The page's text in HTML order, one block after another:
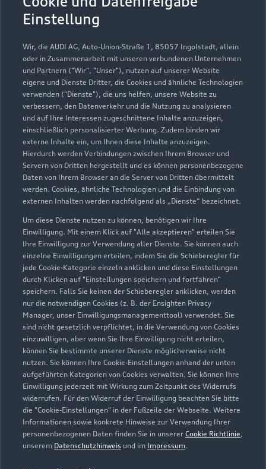
Einstellung
Wir, die AUDI AG, Auto-Union-Straße 1, 85057 Ingolstadt, allein
oder in Zusammenarbeit mit unseren verbundenen Unternehmen
und Partnern ("Wir", "Unser"), nutzen auf unserer Website
eigene und Dienste Dritter, die Cookies und ähnliche Technologien
verwenden ("Dienste"), die uns helfen, unsere Website zu
verbessern, den Datenverkehr und die Nutzung zu analysieren
und auf Ihre Interessen zugeschnittene Inhalte anzuzeigen,
einschließlich personalisierter Werbung. Zudem binden wir
externe Inhalte ein, um Ihnen diese Inhalte anzuzeigen.
Hierdurch werden Verbindungen zwischen Ihrem Browser und
Servern von Dritten hergestellt und es können personenbezogene
Daten von Ihrem Browser an die Server von Dritten übermittelt
werden. Cookies, ähnliche Technologien und die Einbindung von
externen Inhalten werden nachfolgend als „Dienste“ bezeichnet.
Um diese Dienste nutzen zu können, benötigen wir Ihre
Einwilligung. Mit einem Klick auf "Alle akzeptieren" erteilen Sie
Ihre Einwilligung zur Verwendung aller Dienste. Sie können auch
einzelne Einwilligungen erteilen, indem Sie die Schieberegler für
jede Cookie-Kategorie einzeln anklicken und diese Einstellungen
durch Klicken auf "Einstellungen speichern und fortfahren"
speichern. Falls Sie keinen der Schieberegler anklicken, werden
nur die notwendigen Cookies (z. B. der Ensighten Privacy
Manager, unser Einwilligungsmanagementtool) verwendet. Sie
sind nicht gesetzlich verpflichtet, in die Verwendung von Cookies
einzuwilligen, aber wenn Sie Ihre Einwilligung nicht erteilen,
können Sie bestimmte unserer Dienste möglicherweise nicht
nutzen. Sie können Ihre Cookie-Einstellungen anhand der unten
aufgeführten Kategorien von Cookies verwalten. Sie können Ihre
Einwilligung jederzeit mit Wirkung zum Zeitpunkt des Widerrufs
widerrufen. Für den Widerruf der Einwilligung beachten Sie bitte
die "Cookie-Einstellungen" in der Fußzeile der Webseite. Weitere
Informationen sowie konkrete Hinweise zur Verwendung Ihrer
personenbezogenen Daten finden Sie in unserer Cookie Richtlinie,
unserem Datenschutzhinweis und im Impressum.
Bordbuch & Bedienungsanleitungen
Verträge kündigen
Audi erleben
Digital Services Act
Ein Service der AUTOHAUSEN® AG, In der Spöck 4, 77656
Offenburg in Kooperation mit unseren Audi Partnern.
Der gezeigte Ankaufswert spiegelt den aktuellen Ankaufswert
Ihres Gebrauchten für den Ankauf oder die Inzahlungnahme
durch den Händler wider. Wir nutzen dafür sowohl DAT
Marktdaten als auch aktuelle Marktpreise. Der gezeigte Wert
dient zur Orientierung - Wert beeinflussende
Regionalfaktoren, Sonderausstattungen und der individuelle
Zustand Ihres Fahrzeugs können hier nicht vollends
berücksichtigt werden. Aus diesen Gründen kann die
endgültige Bewertung erst nach einer Prüfung des Fahrzeugs
durch den Audi Partner bzw. einen Kfz-Sachverständigen
erfolgen.
Ein Angebot der Audi Leasing, Zweigniederlassung der
Volkswagen Leasing GmbH, Gifhorner Str. 57, 38112
Braunschweig, für Privatkunden und gewerbliche
Einzelabnehmer.
Diese Leistung umfasst den Anspruch auf eine begrenzte
Übernahme der Kosten bis zu 35 Euro für Ersatzmobilität (z.B.
Mietwagen). Der Partner entscheidet über die Art der
Ersatzmobilität. Die Ersatzmobilität gilt nur in
Zusammenhang mit Leistungen, die durch die Dienstleistung
abgedeckt werden. Sie wird für einen Tag je Wartung oder
Inspektion gewährt.
Dieses Angebot ergänzt die in den Fahrzeugen enthaltene Audi